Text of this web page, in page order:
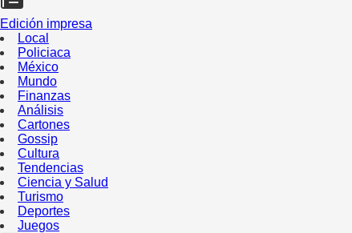
Edición impresa
Local
Policiaca
México
Mundo
Finanzas
Análisis
Cartones
Gossip
Cultura
Tendencias
Ciencia y Salud
Turismo
Deportes
Juegos